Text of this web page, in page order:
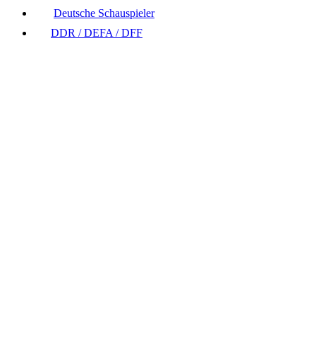
Deutsche Schauspieler
DDR / DEFA / DFF